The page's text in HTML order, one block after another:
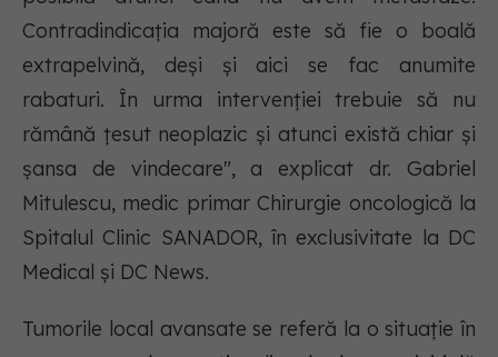
Contradindicația majoră este să fie o boală
extrapelvină, deși și aici se fac anumite
rabaturi. În urma intervenției trebuie să nu
rămână țesut neoplazic și atunci există chiar și
șansa de vindecare", a explicat dr. Gabriel
Mitulescu, medic primar Chirurgie oncologică la
Spitalul Clinic SANADOR, în exclusivitate la DC
Medical și DC News.
Tumorile local avansate se referă la o situație în